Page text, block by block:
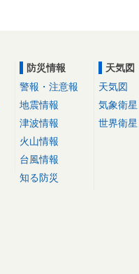
防災情報
警報・注意報
地震情報
津波情報
火山情報
台風情報
知る防災
天気図
天気図
気象衛星
世界衛星